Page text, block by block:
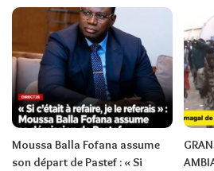
Moussa Balla Fofana assume
son départ de Pastef : « Si